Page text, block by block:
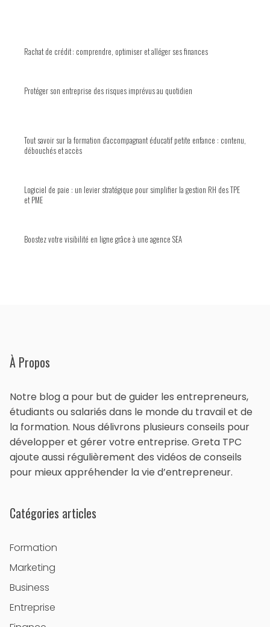
Rachat de crédit : comprendre, optimiser et alléger ses finances
Protéger son entreprise des risques imprévus au quotidien
Tout savoir sur la formation d’accompagnant éducatif petite enfance : contenu,
débouchés et accès
Logiciel de paie : un levier stratégique pour simplifier la gestion RH des TPE
et PME
Boostez votre visibilité en ligne grâce à une agence SEA
À Propos
Notre blog a pour but de guider les entrepreneurs,
étudiants ou salariés dans le monde du travail et de
la formation. Nous délivrons plusieurs conseils pour
développer et gérer votre entreprise. Greta TPC
ajoute aussi régulièrement des vidéos de conseils
pour mieux appréhender la vie d’entrepreneur.
Catégories articles
Formation
Marketing
Business
Entreprise